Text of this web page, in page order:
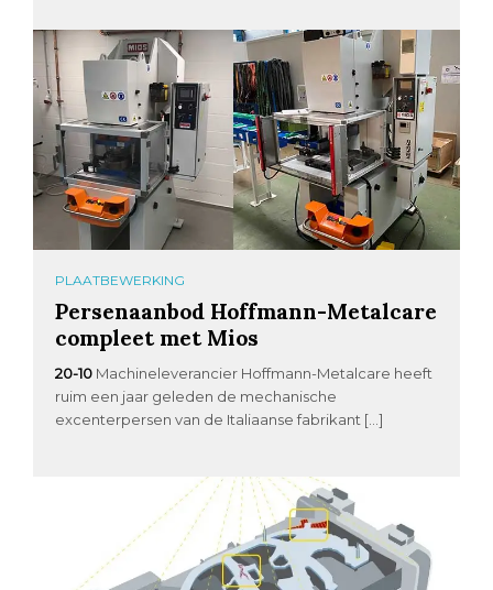
PLAATBEWERKING
Persenaanbod Hoffmann-Metalcare
compleet met Mios
20-10 Machineleverancier Hoffmann-Metalcare heeft
ruim een jaar geleden de mechanische
excenterpersen van de Italiaanse fabrikant […]